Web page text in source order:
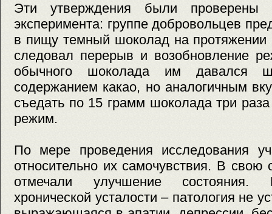
Эти утверждения были
эксперимента: группе добровольцев
в пищу темный шоколад на протяжении
следовал перерыв и возобновление
обычного шоколада им давался
содержанием какао, но аналогичным
съедать по 15 грамм шоколада три
режим.
По мере проведения исследования
относительно их самочувствия. В свою
отмечали улучшение состояния.
хронической усталости – патология не